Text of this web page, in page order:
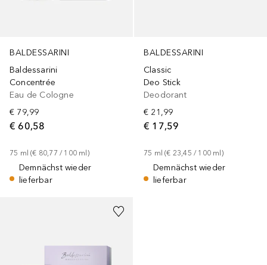
BALDESSARINI
Baldessarini
Concentrée
Eau de Cologne
€ 79,99
€ 60,58
75 ml (€ 80,77 / 100 ml)
Demnächst wieder
lieferbar
BALDESSARINI
Classic
Deo Stick
Deodorant
€ 21,99
€ 17,59
75 ml (€ 23,45 / 100 ml)
Demnächst wieder
lieferbar